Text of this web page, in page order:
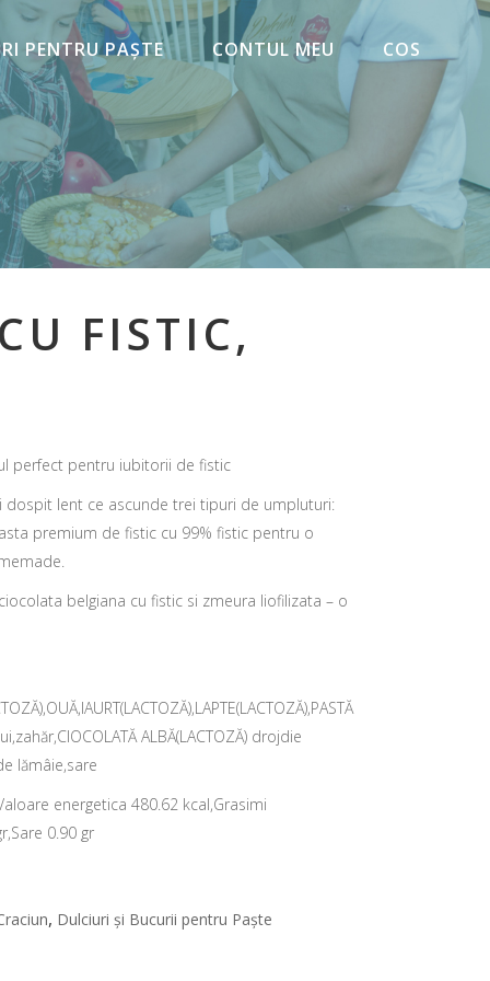
PENTRU PAȘTE CONTUL MEU COS
FISTIC,
perfect pentru iubitorii de fistic
lent ce ascunde trei tipuri de umpluturi:
premium de fistic cu 99% fistic pentru o
belgiana cu fistic si zmeura liofilizata – o
ALBĂ(LACTOZĂ) drojdie
lămâie,sare
energetica 480.62 kcal,Grasimi
0.90 gr
, Dulciuri și Bucurii pentru Paște